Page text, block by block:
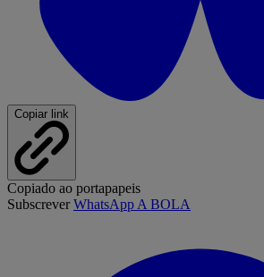
Copiar link
Copiado ao portapapeis
SubscreverWhatsApp A BOLA